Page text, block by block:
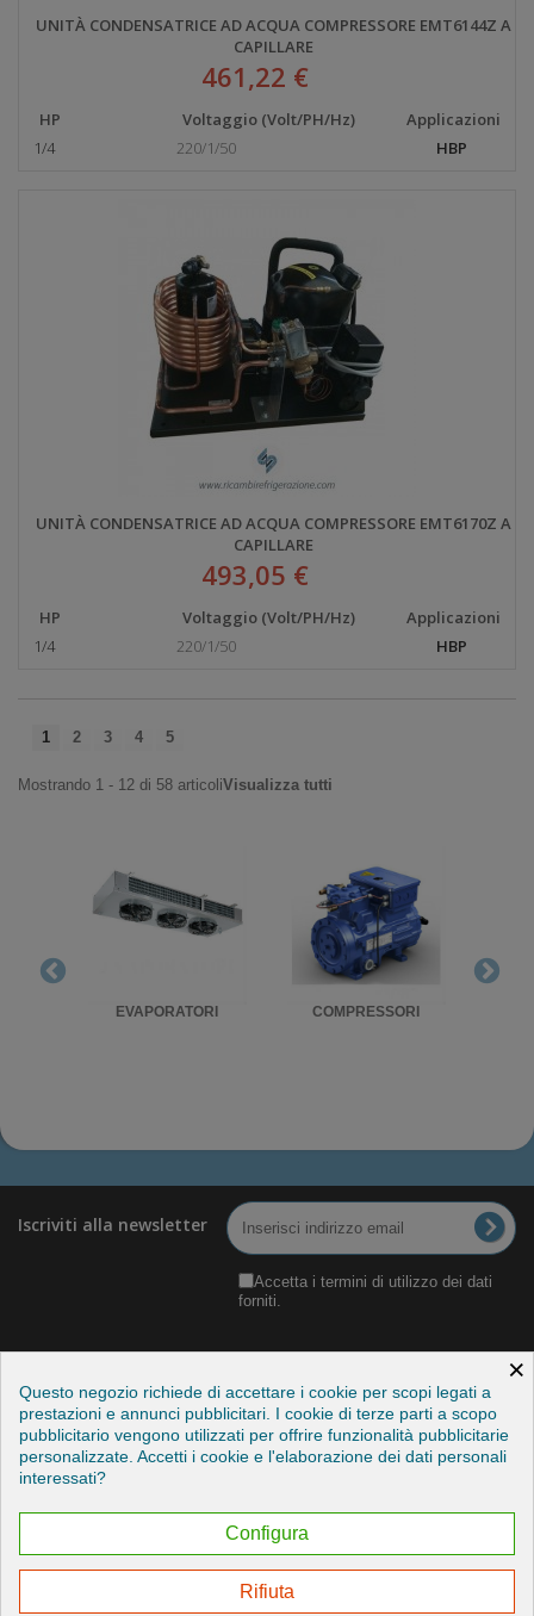
UNITÀ CONDENSATRICE AD ACQUA COMPRESSORE EMT6144Z A
CAPILLARE
461,22 €
HP Voltaggio (Volt/PH/Hz)
Applicazioni
1/4
220/1/50 HBP
UNITÀ CONDENSATRICE AD ACQUA COMPRESSORE EMT6170Z A
CAPILLARE
493,05 €
HP Voltaggio (Volt/PH/Hz)
Applicazioni
1/4
220/1/50 HBP
1 2 3 4 5
Mostrando 1 - 12 di 58 articoliVisualizza tutti
EVAPORATORI COMPRESSORI
Iscriviti alla newsletter
Accetta i termini di utilizzo dei dati
forniti.
Categorie
Informazioni
×
Questo negozio richiede di accettare i cookie per scopi legati a
prestazioni e annunci pubblicitari. I cookie di terze parti a scopo
pubblicitario vengono utilizzati per offrire funzionalità pubblicitarie
personalizzate. Accetti i cookie e l'elaborazione dei dati personali
interessati?
Configura
Rifiuta